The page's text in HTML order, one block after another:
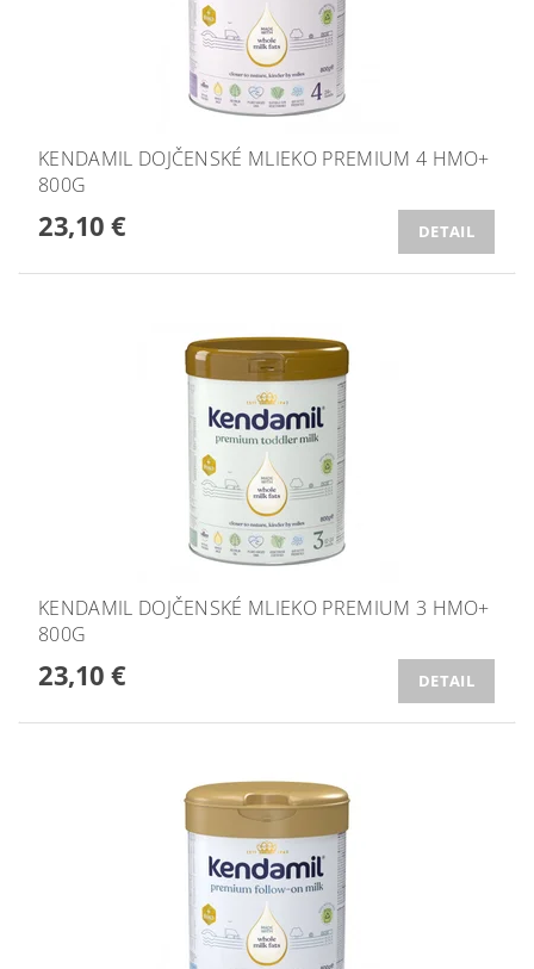
KENDAMIL DOJČENSKÉ MLIEKO PREMIUM 4 HMO+
800G
23,10 € DETAIL
KENDAMIL DOJČENSKÉ MLIEKO PREMIUM 3 HMO+
800G
23,10 € DETAIL